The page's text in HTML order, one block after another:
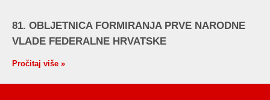
81. OBLJETNICA FORMIRANJA PRVE NARODNE
VLADE FEDERALNE HRVATSKE
Pročitaj više »